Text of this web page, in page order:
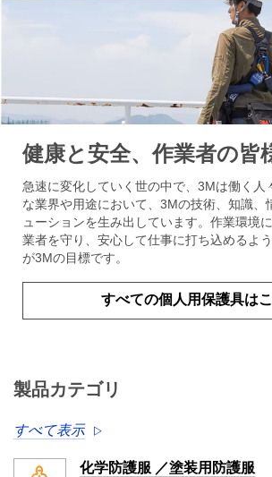
健康と安全、作業者の皆
急速に変化していく世の中で、3Mは働く人
な業界や用途において、3Mの技術、知識、
ューションを生み出しています。作業環境
業者を守り、安心して仕事に打ち込めるよ
が3Mの目標です。
すべての個人用保護具は
製品カテゴリ
すべて表示
化学防護服 ／塗装用防護服